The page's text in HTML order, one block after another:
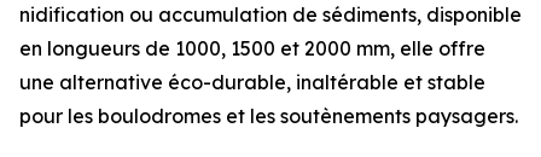
nidification ou accumulation de sédiments, disponible
en longueurs de 1000, 1500 et 2000 mm, elle offre
une alternative éco-durable, inaltérable et stable
pour les boulodromes et les soutènements paysagers.